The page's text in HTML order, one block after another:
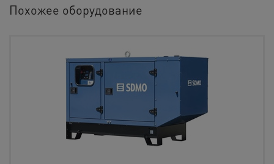
Похожее оборудование